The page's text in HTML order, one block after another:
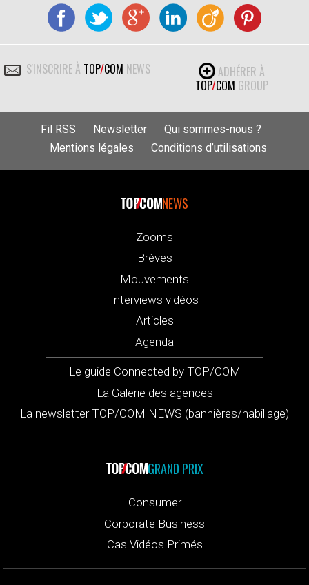
S'INSCRIRE À TOP/COM NEWS
ADHÉRER À
TOP/COM GROUP
Fil RSS Newsletter
Qui sommes-nous ?
Mentions légales
Conditions d’utilisations
NEWS
Zooms
Brèves
Mouvements
Interviews vidéos
Articles
Agenda
Le guide Connected by TOP/COM
La Galerie des agences
La newsletter TOP/COM NEWS (bannières/habillage)
GRAND PRIX
Consumer
Corporate Business
Cas Vidéos Primés